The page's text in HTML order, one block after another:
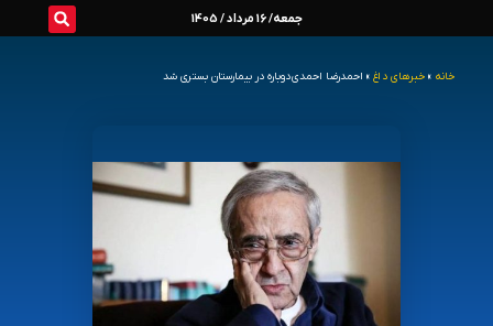
جمعه/ 16 مرداد / 1405
خانه » خبرهای داغ » احمدرضا احمدی دوباره در بیمارستان بستری شد